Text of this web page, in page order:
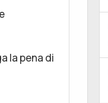
la pena di